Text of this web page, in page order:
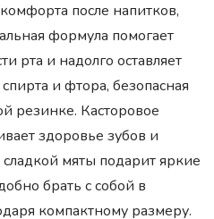
после напитков,
формула помогает
рта и надолго оставляет
и фтора, безопасная
резинке. Касторовое
здоровье зубов и
мяты подарит яркие
брать с собой в
компактному размеру.